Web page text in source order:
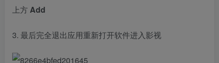
上方Add
3. 最后完全退出应用重新打开软件进入影视